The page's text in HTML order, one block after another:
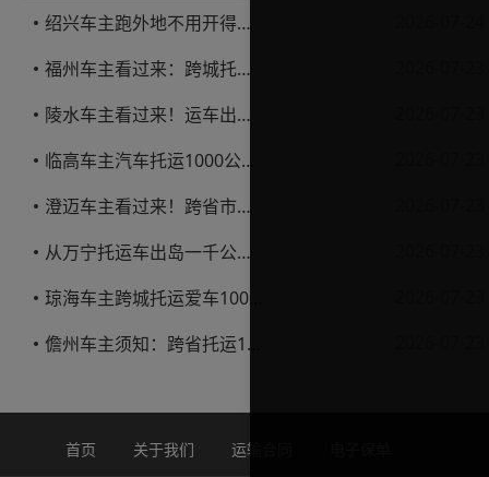
绍兴车主跑外地不用开得累？这份汽车托运实用指南收好不亏
福州车主看过来：跨城托运1000公里，这笔账要怎么算才不亏
陵水车主看过来！运车出岛一千公里，这笔账得这么算
临高车主汽车托运1000公里省钱避坑指南
澄迈车主看过来！跨省市托运私家车，这些账得算明白
从万宁托运车出岛一千公里，这笔钱该怎么花才不踩坑
儋州车主须知：跨省托运1000公里费用怎么算？
首页 关于我们 运输合同